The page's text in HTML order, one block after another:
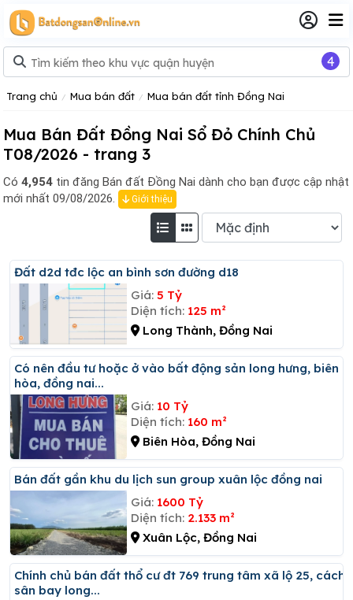
Trang chủ Mua bán đất Mua bán đất tỉnh Đồng Nai
Mua Bán Đất Đồng Nai Sổ Đỏ Chính Chủ
T08/2026 - trang 3
Có 4,954 tin đăng Bán đất Đồng Nai dành cho bạn được cập nhật
mới nhất 09/08/2026.
Giới thiệu
đất d2d tđc lộc an bình sơn đường d18
Giá: 5 Tỷ
Diện tích: 125 m²
Long Thành, Đồng Nai
Có nên đầu tư hoặc ở vào bất động sản long hưng, biên
hòa, đồng nai...
Giá: 10 Tỷ
Diện tích: 160 m²
Biên Hòa, Đồng Nai
Bán đất gần khu du lịch sun group xuân lộc đồng nai
Giá: 1600 Tỷ
Diện tích: 2.133 m²
Xuân Lộc, Đồng Nai
Chính chủ bán đất thổ cư đt 769 trung tâm xã lộ 25, cách
sân bay long...
4